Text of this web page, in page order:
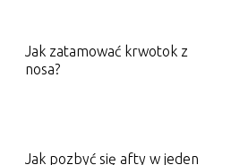
Jak zatamować krwotok z
nosa?
Jak pozbyć się afty w jeden